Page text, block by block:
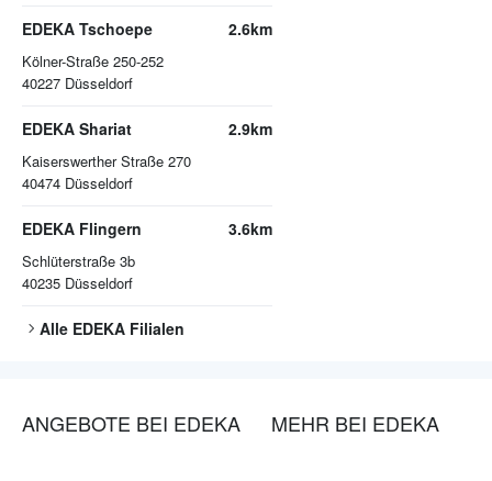
EDEKA Tschoepe
Kölner-Straße 250-252
40227 Düsseldorf
2.6km
EDEKA Shariat
Kaiserswerther Straße 270
40474 Düsseldorf
2.9km
EDEKA Flingern
Schlüterstraße 3b
40235 Düsseldorf
3.6km
Alle EDEKA Filialen
ANGEBOTE BEI EDEKA MEHR BEI EDEKA